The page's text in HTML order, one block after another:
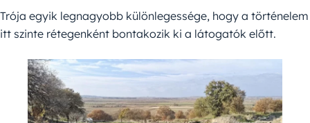
Trója egyik legnagyobb különlegessége, hogy a történelem
itt szinte rétegenként bontakozik ki a látogatók előtt.